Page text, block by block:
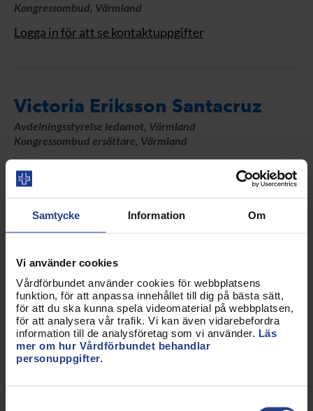
Samtycke Information Om
Vi använder cookies
Vårdförbundet använder cookies för webbplatsens
funktion, för att anpassa innehållet till dig på bästa sätt,
för att du ska kunna spela videomaterial på webbplatsen,
för att analysera vår trafik. Vi kan även vidarebefordra
information till de analysföretag som vi använder. Läs
mer om hur Vårdförbundet behandlar
personuppgifter.
Kongressombud, Värmland
Logga in för att se kontaktuppgifter
Victoria Eriksson Santacruz
Avdelningsstyrelse ledamot, Värmland
Kongressombud ersättare, Värmland
Elin Jibbefors
Avdelningsstyrelse ledamot, Värmland
Logga in för att se kontaktuppgifter
Ann-Britt Jonsson